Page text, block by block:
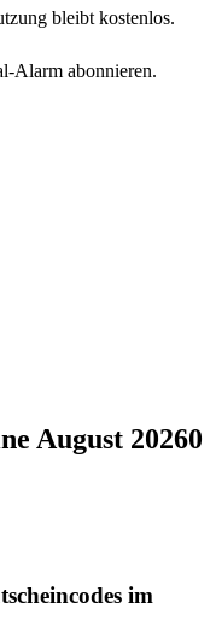
bleibt kostenlos.
Alarm abonnieren.
August 20260
im